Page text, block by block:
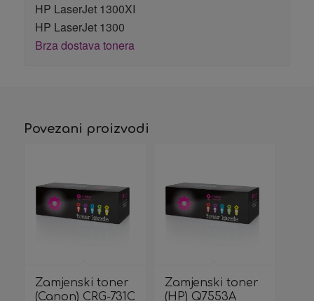
HP LaserJet 1300XI
HP LaserJet 1300
Brza dostava tonera
Povezani proizvodi
Zamjenski toner
(Canon) CRG-731C
Zamjenski toner
(HP) Q7553A